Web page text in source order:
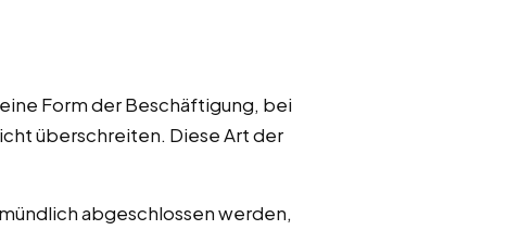
Form der Beschäftigung, bei
überschreiten. Diese Art der
abgeschlossen werden,